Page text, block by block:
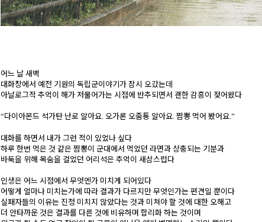
어느 날 새벽
대화창에서 예전 기원의 독립군이야기가 잠시 오갔는데
아날로그적 추억이 해가 저물어가는 시점에 반추되면서 괜한 감흥이 젖어왔다
“다이아몬드 석가탄 난로 알아요. 오가론 오줌통 알아요. 짬뽕 먹어 봤어요.”
대화를 하면서 내가 그런 적이 있었나 싶다
하루 한번 먹은 것 같은 짬뽕이 군대에서 먹었던 라면과 상충되는 기분과
바둑을 위해 목숨을 걸었던 어리석은 추억이 새삼스럽다
인생은 어느 시점에서 무엇엔가 미치게 되어있다
어떻게 얼마나 미치는가에 따라 결과가 다르지만 무엇인가는 편견일 뿐이다
실패자들의 이유는 진정 미치지 않았다는 것과 미쳐야 할 것에 대한 오해고
더 안타까운 것은 결과를 다른 것에 비유하며 합리화 하는 것이며